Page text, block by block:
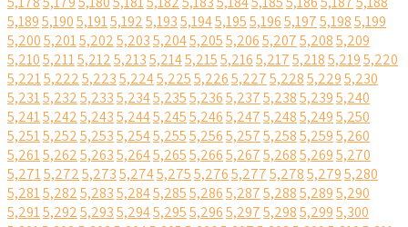
5,1895,1905,1915,1925,1935,1945,1955,1965,1975,1985,199
5,2005,2015,2025,2035,2045,2055,2065,2075,2085,209
5,2105,2115,2125,2135,2145,2155,2165,2175,2185,2195,220
5,2215,2225,2235,2245,2255,2265,2275,2285,2295,230
5,2315,2325,2335,2345,2355,2365,2375,2385,2395,240
5,2415,2425,2435,2445,2455,2465,2475,2485,2495,250
5,2515,2525,2535,2545,2555,2565,2575,2585,2595,260
5,2615,2625,2635,2645,2655,2665,2675,2685,2695,270
5,2715,2725,2735,2745,2755,2765,2775,2785,2795,280
5,2815,2825,2835,2845,2855,2865,2875,2885,2895,290
5,2915,2925,2935,2945,2955,2965,2975,2985,2995,300